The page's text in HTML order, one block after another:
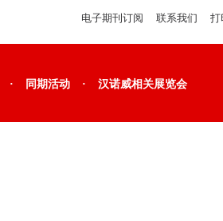
电子期刊订阅 联系我们 打
· 同期活动 · 汉诺威相关展览会